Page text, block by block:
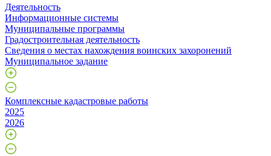
Деятельность
Информационные системы
Муниципальные программы
Градостроительная деятельность
Сведения о местах нахождения воинских захоронений
Муниципальное задание
Комплексные кадастровые работы
2025
2026